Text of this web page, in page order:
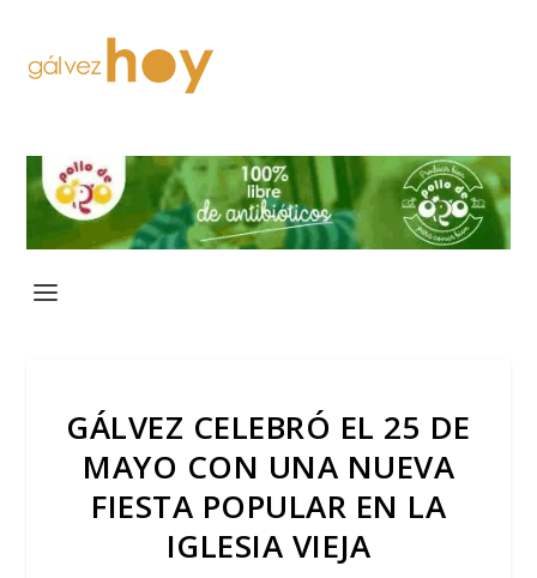
GÁLVEZ CELEBRÓ EL 25 DE
MAYO CON UNA NUEVA
FIESTA POPULAR EN LA
IGLESIA VIEJA